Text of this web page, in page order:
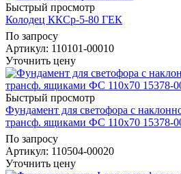
Быстрый просмотр
Колодец ККСр-5-80 ГЕК
По запросу
Артикул: 110101-00010
Уточнить цену
Быстрый просмотр
Фундамент для светофора с
трансф. ящиками ФС 110х70 15378-
По запросу
Артикул: 110504-00020
Уточнить цену